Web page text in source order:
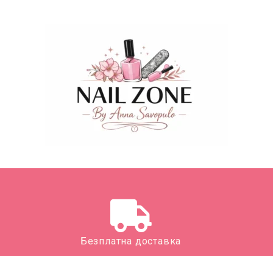
Безплатна доставка